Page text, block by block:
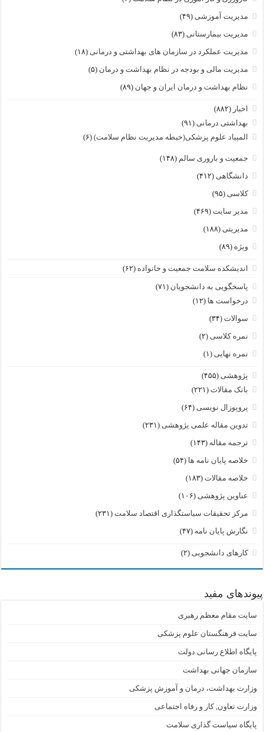
مدیریت آموزشی (۴۹)
مدیریت بیمارستانی (۸۳)
مدیریت عملکرد در سازمان های بهداشتی و درمانی (۱۸)
مدیریت مالی و بودجه در نظام بهداشت و درمان (۵)
نظام بهداشت و درمان ایران و جهان (۸۹)
اخبار (۸۸۲)
بهداشتی درمانی (۹۱)
المپیاد علوم پزشکی(حیطه مدیریت نظام سلامت) (۶)
جمعیت و باروری سالم (۱۴۸)
دانشگاهی (۴۱۲)
کلاسی (۹۵)
مدیر سایت (۴۶۹)
مدیریتی (۱۸۸)
ویژه (۸۹)
اندیشکده سلامت جمعیت و خانواده (۶۲)
پاسخگویی به دانشجویان (۷۱)
درخواست ها (۱۲)
سوالات (۳۴)
نمره کلاسی (۲)
نمره نهایی (۱)
پژوهشی (۴۵۵)
بانک مقالات (۲۲۱)
پروپوزال نویسی (۶۴)
تدوین مقاله علمی پژوهشی (۲۳۱)
ترجمه مقاله (۱۴۳)
خلاصه پایان نامه ها (۵۴)
خلاصه مقالات (۱۸۳)
عناوین پژوهشی (۱۰۶)
مرکز تحقیقات سیاستگذاری اقتصاد سلامت (۲۳۱)
نگارش پایان نامه (۴۷)
کارهای دانشجویی (۲)
پیوندهای مفید
سایت مقام معظم رهبری
سایت فرهنگستان علوم پزشکی
پایگاه اطلاع رسانی دولت
سازمان جهانی بهداشت
وزارت بهداشت، درمان و آموزش پزشکی
وزارت تعاون, کار و رفاه اجتماعی
پایگاه سیاست گذاری سلامت